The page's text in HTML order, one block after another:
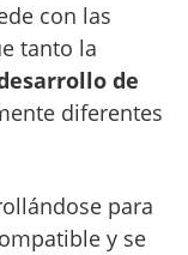
con las
tanto la
de
diferentes
para
y se